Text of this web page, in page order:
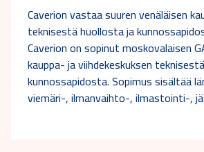
Caverion vastaa suuren venäläisen
teknisestä huollosta ja
Caverion on sopinut moskovalaisen
kauppa- ja viihdekeskuksen
kunnossapidosta. Sopimus sisältää
viemäri-, ilmanvaihto-, ilmastointi-,